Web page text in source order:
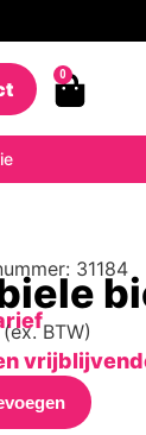
0
31184
BTW)